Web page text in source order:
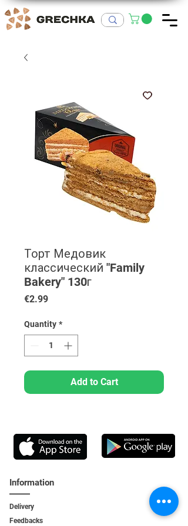
Торт Медовик
классический "Family
Bakery" 130г
€2.99Price
Quantity *
Add to Cart
Information
Delivery
Feedbacks